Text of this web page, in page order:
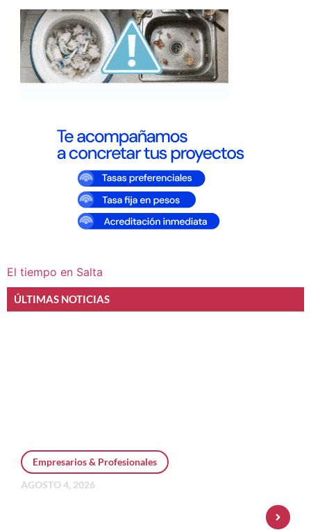
El tiempo en Salta
ÚLTIMAS NOTICIAS
Empresarios & Profesionales
AGOSTO 4, 2026